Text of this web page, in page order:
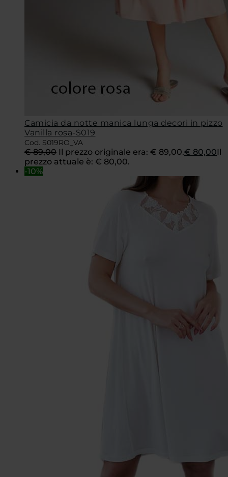
Camicia da notte manica lunga decori in pizzo
Vanilla rosa-S019
Cod. S019RO_VA
€89,00 Il prezzo originale era: € 89,00.€ 80,00Il
prezzo attuale è: € 80,00.
-10%